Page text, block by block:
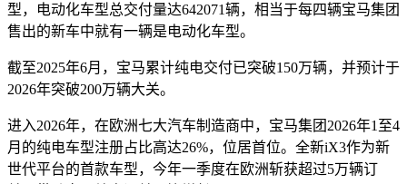
型，电动化车型总交付量达642071辆，相当于每四辆宝马集团
售出的新车中就有一辆是电动化车型。
截至2025年6月，宝马累计纯电交付已突破150万辆，并预计于
2026年突破200万辆大关。
进入2026年，在欧洲七大汽车制造商中，宝马集团2026年1至4
月的纯电车型注册占比高达26%，位居首位。全新iX3作为新
世代平台的首款车型，今年一季度在欧洲斩获超过5万辆订